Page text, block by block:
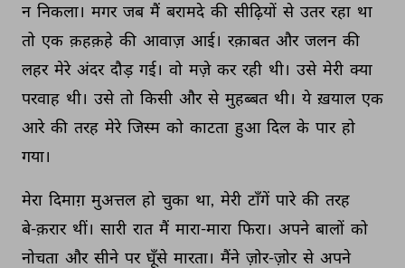
न निकला। मगर जब मैं बरामदे की सीढ़ियों से उतर रहा था
तो एक क़हक़हे की आवाज़ आई। रक़ाबत और जलन की
लहर मेरे अंदर दौड़ गई। वो मज़े कर रही थी। उसे मेरी क्या
परवाह थी। उसे तो किसी और से मुहब्बत थी। ये ख़याल एक
आरे की तरह मेरे जिस्म को काटता हुआ दिल के पार हो
गया।
मेरा दिमाग़ मुअत्तल हो चुका था, मेरी टाँगें पारे की तरह
बे-क़रार थीं। सारी रात मैं मारा-मारा फिरा। अपने बालों को
नोचता और सीने पर घूँसे मारता। मैंने ज़ोर-ज़ोर से अपने